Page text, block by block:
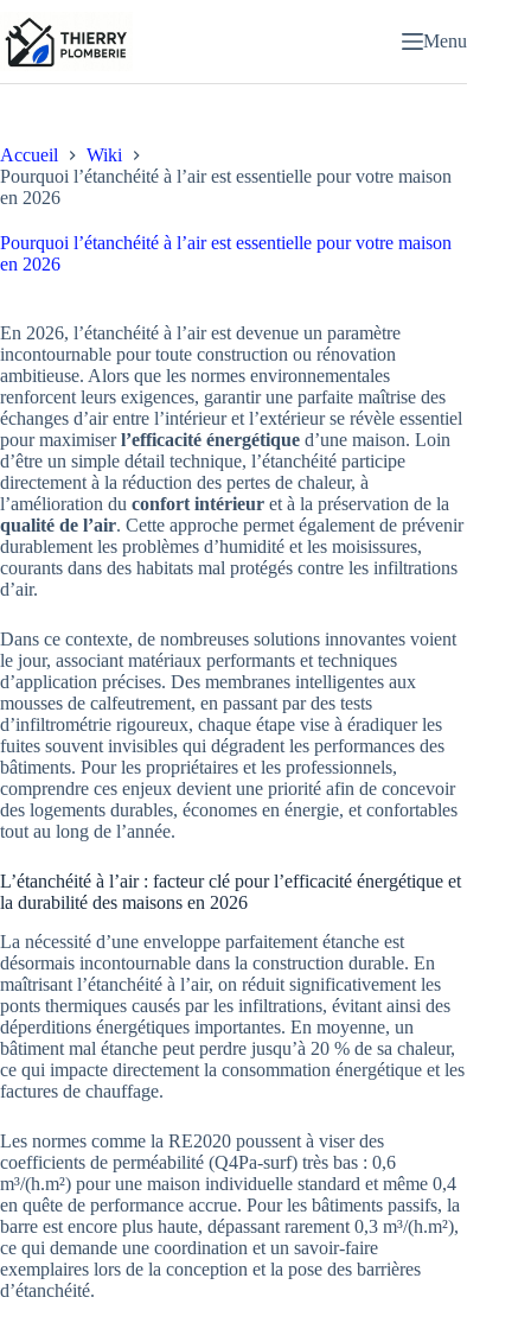
au
contenu
Menu
Accueil
Wiki
Pourquoi l’étanchéité à l’air est essentielle pour votre maison
en 2026
Pourquoi l’étanchéité à l’air est essentielle pour votre maison
en 2026
En 2026, l’étanchéité à l’air est devenue un paramètre
incontournable pour toute construction ou rénovation
ambitieuse. Alors que les normes environnementales
renforcent leurs exigences, garantir une parfaite maîtrise des
échanges d’air entre l’intérieur et l’extérieur se révèle essentiel
pour maximiserl’efficacité énergétique d’une maison. Loin
d’être un simple détail technique, l’étanchéité participe
directement à la réduction des pertes de chaleur, à
l’amélioration du confort intérieur et à la préservation de la
qualité de l’air. Cette approche permet également de prévenir
durablement les problèmes d’humidité et les moisissures,
courants dans des habitats mal protégés contre les infiltrations
d’air.
Dans ce contexte, de nombreuses solutions innovantes voient
le jour, associant matériaux performants et techniques
d’application précises. Des membranes intelligentes aux
mousses de calfeutrement, en passant par des tests
d’infiltrométrie rigoureux, chaque étape vise à éradiquer les
fuites souvent invisibles qui dégradent les performances des
bâtiments. Pour les propriétaires et les professionnels,
comprendre ces enjeux devient une priorité afin de concevoir
des logements durables, économes en énergie, et confortables
tout au long de l’année.
L’étanchéité à l’air : facteur clé pour l’efficacité énergétique et
la durabilité des maisons en 2026
La nécessité d’une enveloppe parfaitement étanche est
désormais incontournable dans la construction durable. En
maîtrisant l’étanchéité à l’air, on réduit significativement les
ponts thermiques causés par les infiltrations, évitant ainsi des
déperditions énergétiques importantes. En moyenne, un
bâtiment mal étanche peut perdre jusqu’à 20 % de sa chaleur,
ce qui impacte directement la consommation énergétique et les
factures de chauffage.
Les normes comme la RE2020 poussent à viser des
coefficients de perméabilité (Q4Pa-surf) très bas : 0,6
m³/(h.m²) pour une maison individuelle standard et même 0,4
en quête de performance accrue. Pour les bâtiments passifs, la
barre est encore plus haute, dépassant rarement 0,3 m³/(h.m²),
ce qui demande une coordination et un savoir-faire
exemplaires lors de la conception et la pose des barrières
d’étanchéité.